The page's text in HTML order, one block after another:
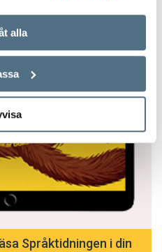
alla
Språktidningen i din